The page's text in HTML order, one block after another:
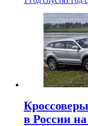
в России